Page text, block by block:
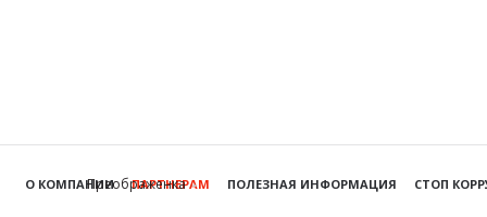
Преображенка
О КОМПАНИИ ПАРТНЕРАМ ПОЛЕЗНАЯ ИНФОРМАЦИЯ СТОП